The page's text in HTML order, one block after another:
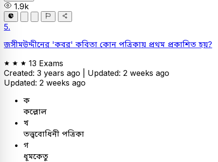
1.9k
5.
জসীমউদ্দীনের 'কবর' কবিতা কোন পত্রিকায় প্রথম প্রকাশিত হয়?
13 Exams
Created: 3 years ago | Updated: 2 weeks ago
Updated: 2 weeks ago
ক
কল্লোল
খ
তত্ত্ববোধিনী পত্রিকা
গ
ধূমকেতু